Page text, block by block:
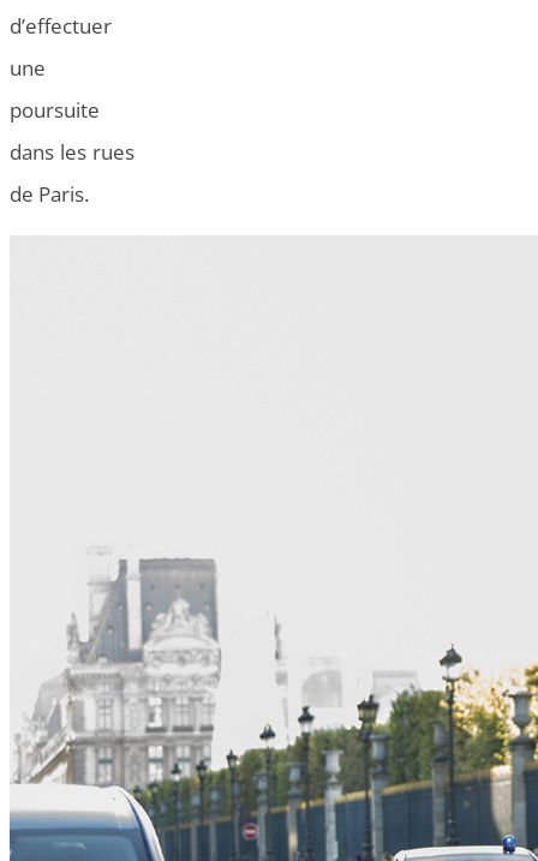
d’effectuer
une
poursuite
dans les rues
de Paris.